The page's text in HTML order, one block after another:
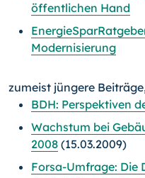
öffentlichen Hand
Modernisierung
zumeist jüngere
BDH: Perspektiven
Wachstum bei
2008 (15.03.2009)
Forsa-Umfrage: Die